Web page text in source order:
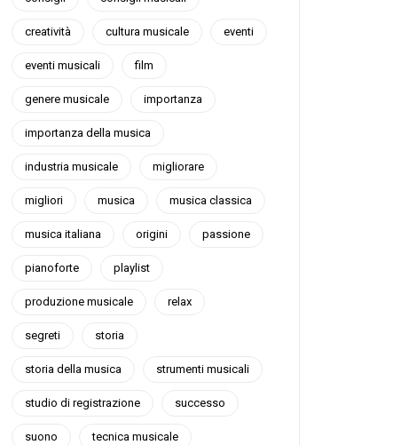
creatività cultura musicale eventi
eventi musicali film
genere musicale importanza
importanza della musica
industria musicale migliorare
migliori musica musica classica
musica italiana origini passione
pianoforte playlist
produzione musicale relax
segreti storia
storia della musica strumenti musicali
studio di registrazione successo
suono tecnica musicale